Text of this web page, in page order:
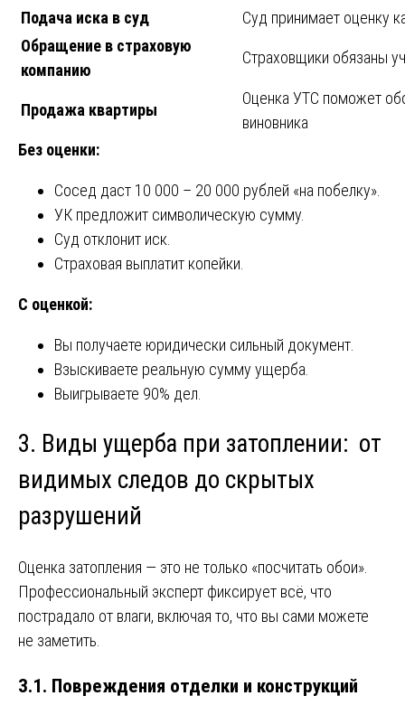
Подача иска в суд
Суд принимает оценку
Обращение в страховую
компанию
Страховщики обязаны
Продажа квартиры
Оценка УТС поможет
виновника
Без оценки:
Сосед даст 10 000 – 20 000 рублей «на побелку».
УК предложит символическую сумму.
Суд отклонит иск.
Страховая выплатит копейки.
С оценкой:
Вы получаете юридически сильный документ.
Взыскиваете реальную сумму ущерба.
Выигрываете 90% дел.
3. Виды ущерба при затоплении: от
видимых следов до скрытых
разрушений
Оценка затопления — это не только «посчитать обои».
Профессиональный эксперт фиксирует всё, что
пострадало от влаги, включая то, что вы сами можете
не заметить.
3.1. Повреждения отделки и конструкций